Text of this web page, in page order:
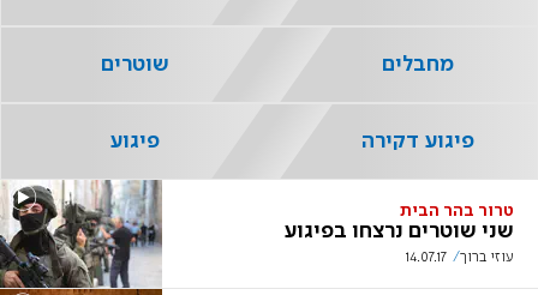
טרור בהר הבית
שני שוטרים נרצחו בפיגוע
עוזי ברוך 14.07.17
מחבלים שוטרים
פיגוע דקירה פיגוע